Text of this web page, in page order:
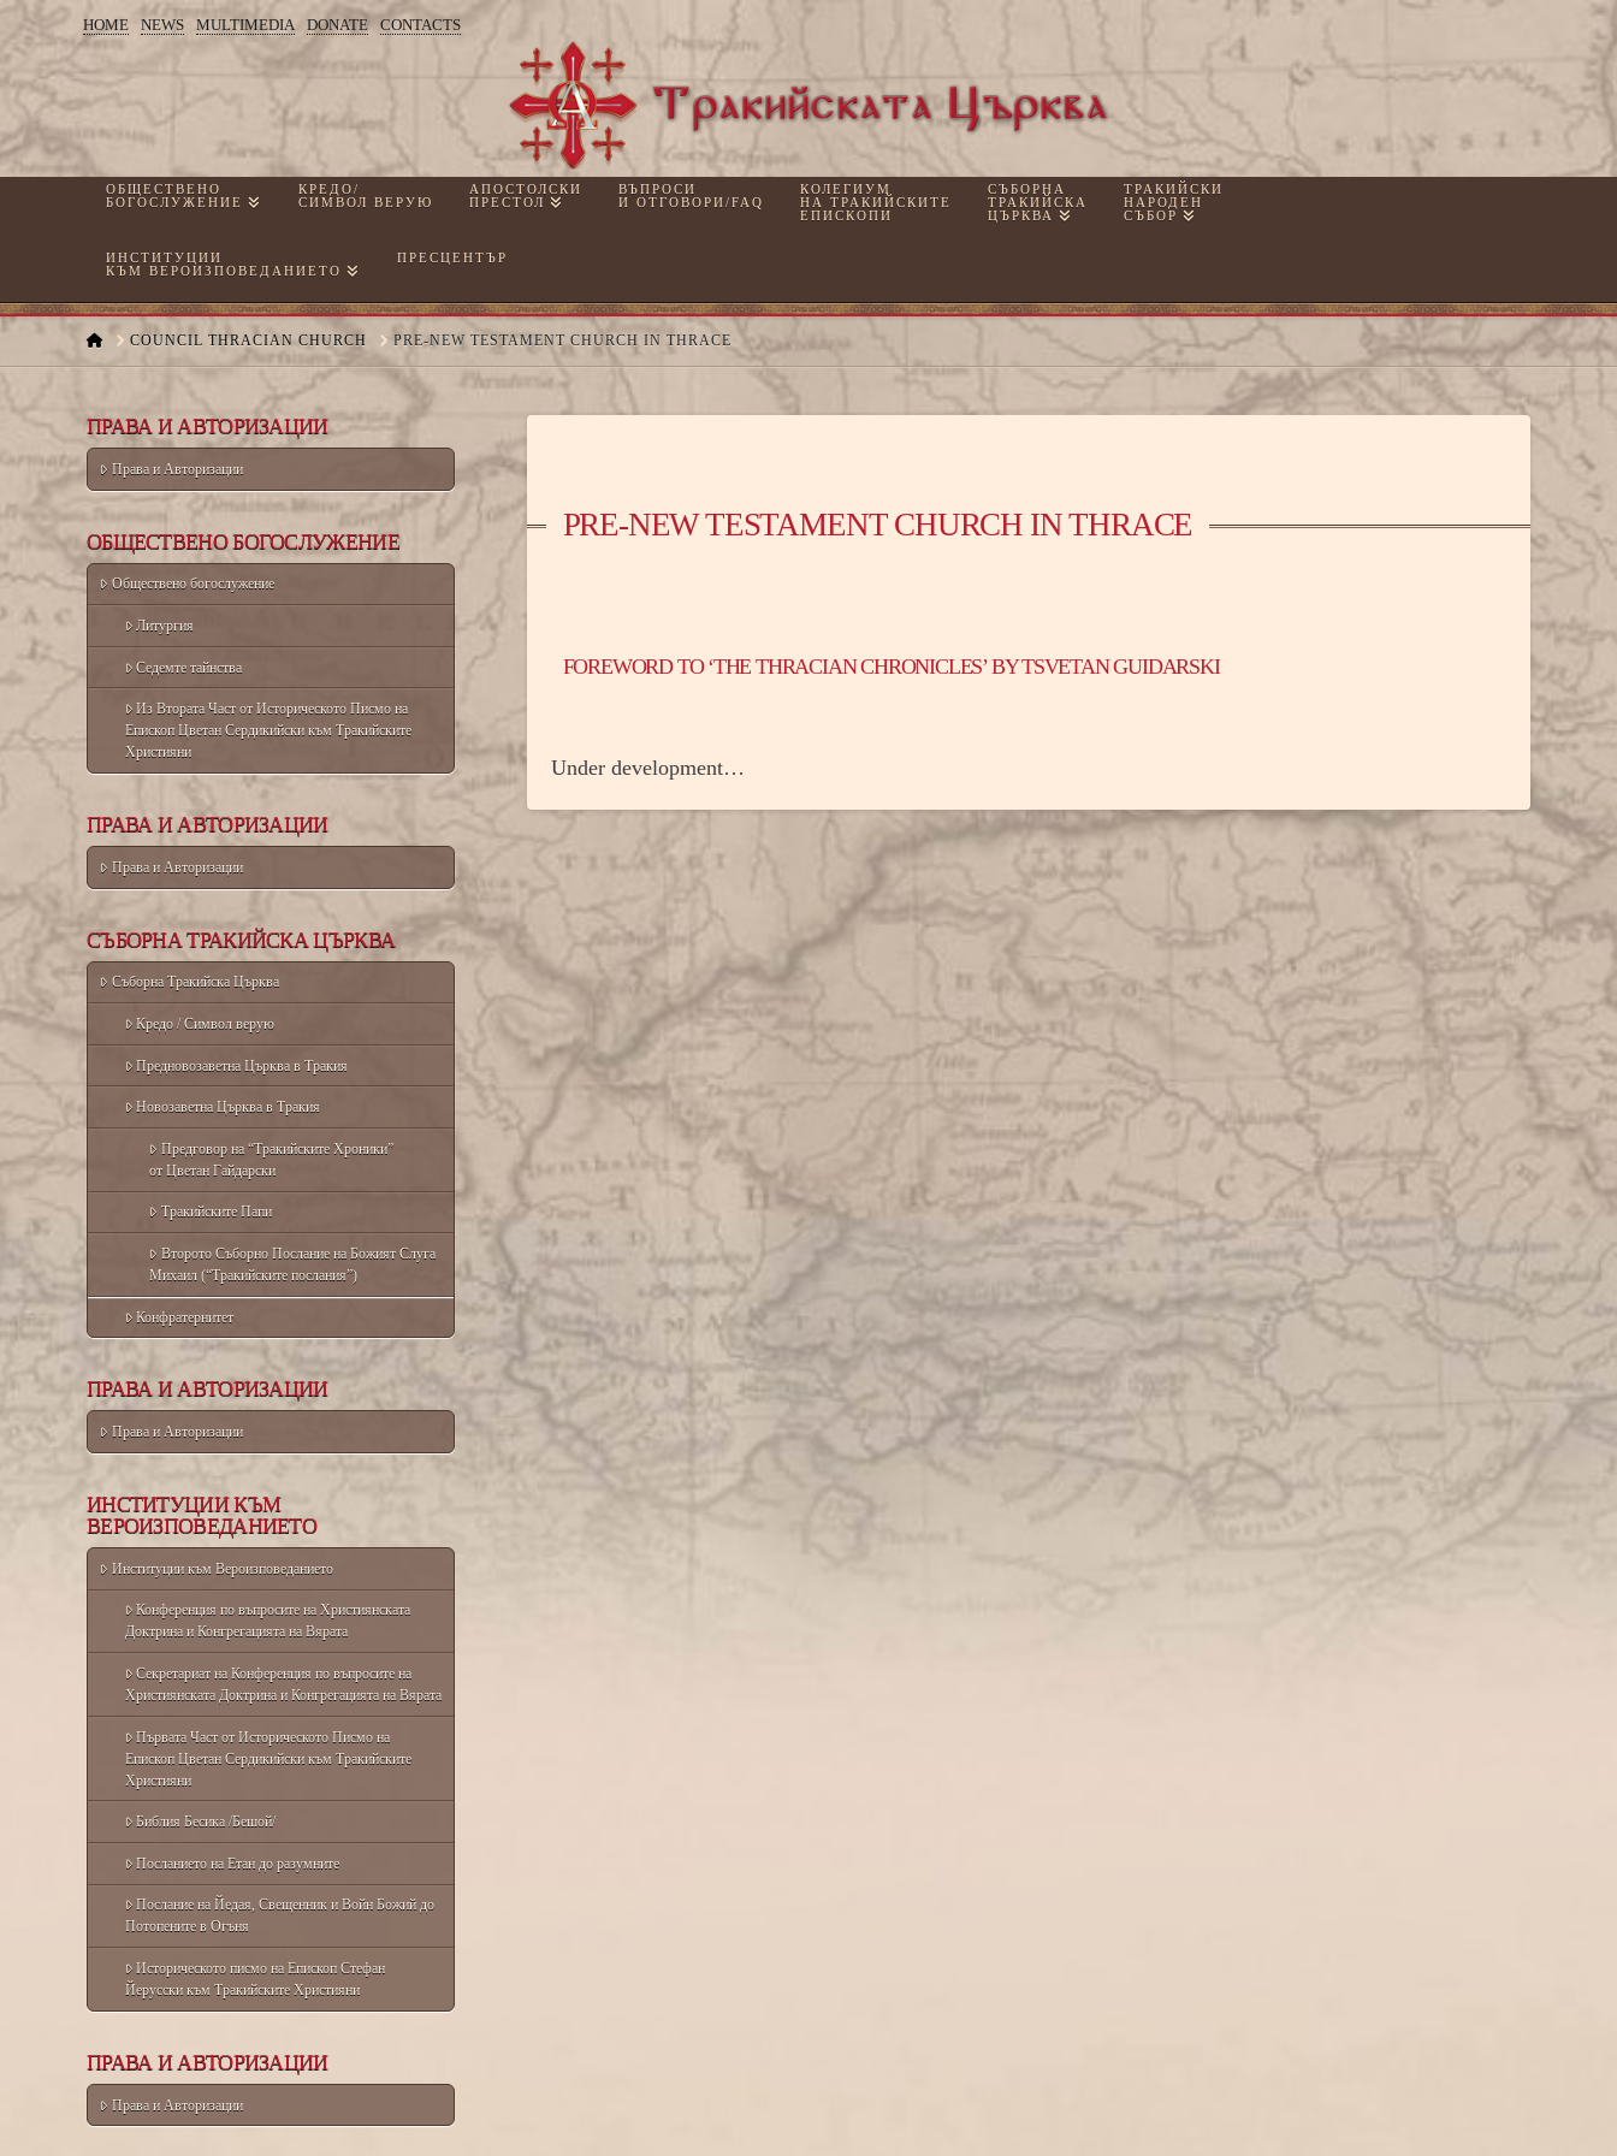
HOME NEWS MULTIMEDIA DONATE CONTACTS
ТРАКИЙСКАТА
ЦЪРКВА
ОБЩЕСТВЕНО
БОГОСЛУЖЕНИЕ
КРЕДО/
СИМВОЛ ВЕРУЮ
АПОСТОЛСКИ
ПРЕСТОЛ
ВЪПРОСИ
И ОТГОВОРИ/FAQ
КОЛЕГИУМ
НА ТРАКИЙСКИТЕ
ЕПИСКОПИ
СЪБОРНА
ТРАКИЙСКА
ЦЪРКВА
ТРАКИЙСКИ
НАРОДЕН
СЪБОР
ИНСТИТУЦИИ
КЪМ ВЕРОИЗПОВЕДАНИЕТО
ПРЕСЦЕНТЪР
HOMECOUNCIL THRACIAN CHURCH PRE-NEW TESTAMENT CHURCH IN THRACE
PRE-NEW TESTAMENT CHURCH IN THRACE
FOREWORD TO ‘THE THRACIAN CHRONICLES’ BY TSVETAN GUIDARSKI
Under development…
ПРАВА И АВТОРИЗАЦИИ
Права и Авторизации
ОБЩЕСТВЕНО БОГОСЛУЖЕНИЕ
Обществено богослужение
Литургия
Седемте тайнства
Из Втората Част от Историческото Писмо на
Епископ Цветан Сердикийски към Тракийските
Християни
ПРАВА И АВТОРИЗАЦИИ
Права и Авторизации
СЪБОРНА ТРАКИЙСКА ЦЪРКВА
Съборна Тракийска Църква
Кредо / Символ верую
Предновозаветна Църква в Тракия
Новозаветна Църква в Тракия
Предговор на “Тракийските Хроники”
от Цветан Гайдарски
Тракийските Папи
Второто Съборно Послание на Божият Слуга
Михаил (“Тракийските послания”)
Конфратернитет
ПРАВА И АВТОРИЗАЦИИ
Права и Авторизации
ИНСТИТУЦИИ КЪМ
ВЕРОИЗПОВЕДАНИЕТО
Институции към Вероизповеданието
Конференция по въпросите на Християнската
Доктрина и Конгрегацията на Вярата
Секретариат на Конференция по въпросите на
Християнската Доктрина и Конгрегацията на Вярата
Първата Част от Историческото Писмо на
Епископ Цветан Сердикийски към Тракийските
Християни
Библия Бесика /Бешой/
Посланието на Етан до разумните
Послание на Йедая, Свещенник и Войн Божий до
Потопените в Огъня
Историческото писмо на Епископ Стефан
Йерусски към Тракийските Християни
ПРАВА И АВТОРИЗАЦИИ
Права и Авторизации